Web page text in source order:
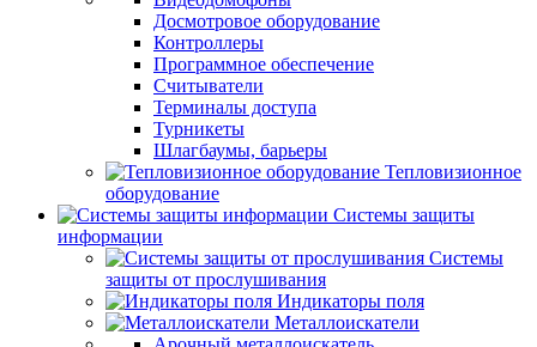
Досмотровое оборудование
Контроллеры
Программное обеспечение
Считыватели
Терминалы доступа
Турникеты
Шлагбаумы, барьеры
Тепловизионное
оборудование
Системы защиты
информации
Системы
защиты от прослушивания
Индикаторы поля
Металлоискатели